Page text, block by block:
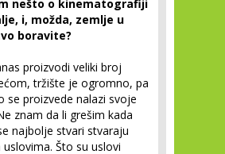
nešto o kinematografiji
i, možda, zemlje u
boravite?
proizvodi veliki broj
tržište je ogromno, pa
se proizvede nalazi svoje
znam da li grešim kada
najbolje stvari stvaraju
Što su uslovi